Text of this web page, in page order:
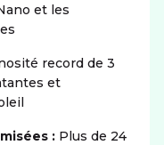
et les
record de 3
et
: Plus de 24